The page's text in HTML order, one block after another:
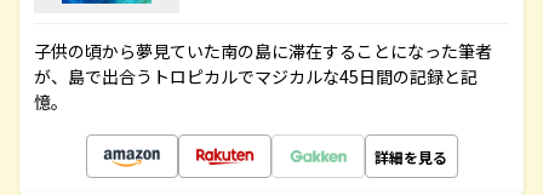
子供の頃から夢見ていた南の島に滞在することになった筆者
が、島で出合うトロピカルでマジカルな45日間の記録と記
憶。
詳細を見る